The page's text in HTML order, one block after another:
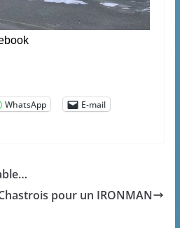
WhatsApp
E-mail
pour un IRONMAN